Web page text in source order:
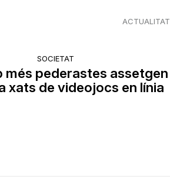
ACTUALITAT
SOCIETAT
més pederastes assetgen
xats de videojocs en línia